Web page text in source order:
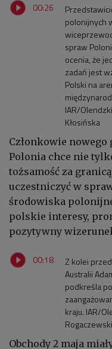
00:26
polonijnych
spraw
ocenia, że
zadań jest
Polski na
IAR/
Kłosińska
Członkowie
Polonia chce nie
tożsamość za
uczestniczyć w
środowiska
polskie interesy,
pozytywny
00:18
Z kolei
Australii
podkreśla
kraju. IAR/
Obchody 2 maja